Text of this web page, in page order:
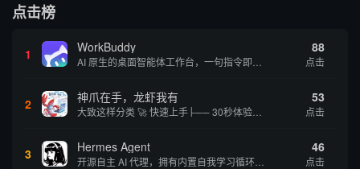
点击榜
1 WorkBuddy 88
点击
2 神爪在手，龙虾我有 53
点击
3 Hermes Agent 46
点击